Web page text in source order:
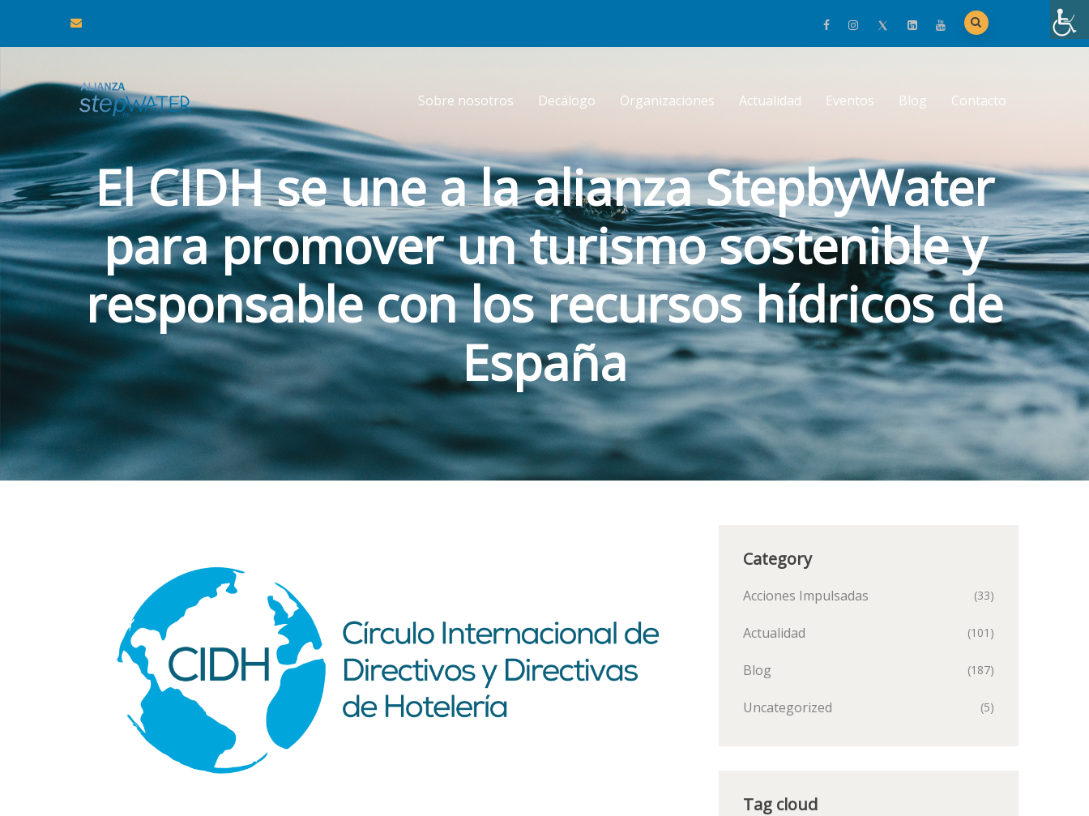
Sobre nosotros Decálogo Organizaciones Actualidad Eventos Blog Contacto
El CIDH se une a la alianza StepbyWater
para promover un turismo sostenible y
responsable con los recursos hídricos de
España
Category
Acciones Impulsadas (33)
Actualidad (101)
Blog (187)
Uncategorized (5)
Tag cloud